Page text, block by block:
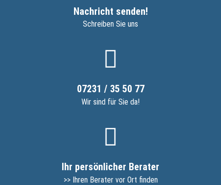
Nachricht senden!
Schreiben Sie uns
07231 / 35 50 77
Wir sind für Sie da!
Ihr persönlicher Berater
>> Ihren Berater vor Ort finden